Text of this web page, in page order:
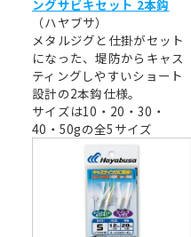
ングサビキセット 2本鈎
（ハヤブサ）
メタルジグと仕掛がセット
になった、堤防からキャス
ティングしやすいショート
設計の2本鈎仕様。
サイズは10・20・30・
40・50gの全5サイズ